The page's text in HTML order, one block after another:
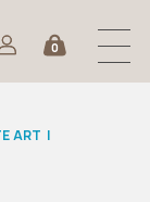
0
ART |